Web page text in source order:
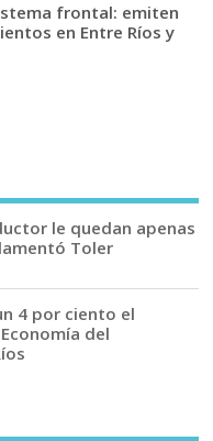
frontal: emiten
en Entre Ríos y
le quedan apenas
Toler
4 por ciento el
del